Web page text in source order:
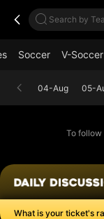
Search by
Soccer V-Soccer
04-Aug 05-
To follow
What is your ticket's